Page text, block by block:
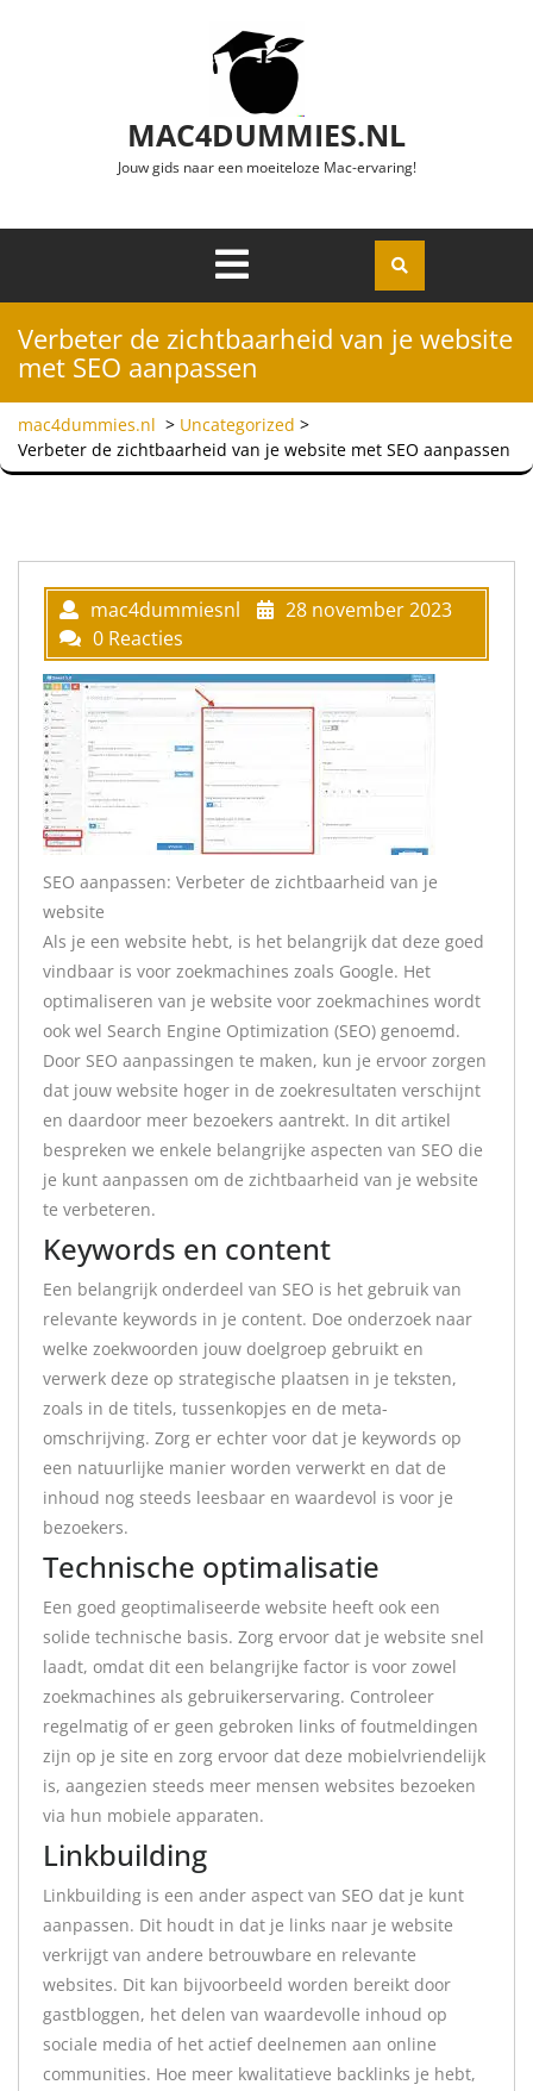
MAC4DUMMIES.NL
Jouw gids naar een moeiteloze Mac-ervaring!
Openen
Verbeter de zichtbaarheid van je website
met SEO aanpassen
mac4dummies.nl > Uncategorized >
Verbeter de zichtbaarheid van je website met SEO aanpassen
mac4dummiesnl
28 november 2023
0 Reacties
SEO aanpassen: Verbeter de zichtbaarheid van je
website
Als je een website hebt, is het belangrijk dat deze goed
vindbaar is voor zoekmachines zoals Google. Het
optimaliseren van je website voor zoekmachines wordt
ook wel Search Engine Optimization (SEO) genoemd.
Door SEO aanpassingen te maken, kun je ervoor zorgen
dat jouw website hoger in de zoekresultaten verschijnt
en daardoor meer bezoekers aantrekt. In dit artikel
bespreken we enkele belangrijke aspecten van SEO die
je kunt aanpassen om de zichtbaarheid van je website
te verbeteren.
Keywords en content
Een belangrijk onderdeel van SEO is het gebruik van
relevante keywords in je content. Doe onderzoek naar
welke zoekwoorden jouw doelgroep gebruikt en
verwerk deze op strategische plaatsen in je teksten,
zoals in de titels, tussenkopjes en de meta-
omschrijving. Zorg er echter voor dat je keywords op
een natuurlijke manier worden verwerkt en dat de
inhoud nog steeds leesbaar en waardevol is voor je
bezoekers.
Technische optimalisatie
Een goed geoptimaliseerde website heeft ook een
solide technische basis. Zorg ervoor dat je website snel
laadt, omdat dit een belangrijke factor is voor zowel
zoekmachines als gebruikerservaring. Controleer
regelmatig of er geen gebroken links of foutmeldingen
zijn op je site en zorg ervoor dat deze mobielvriendelijk
is, aangezien steeds meer mensen websites bezoeken
via hun mobiele apparaten.
Linkbuilding
Linkbuilding is een ander aspect van SEO dat je kunt
aanpassen. Dit houdt in dat je links naar je website
verkrijgt van andere betrouwbare en relevante
websites. Dit kan bijvoorbeeld worden bereikt door
gastbloggen, het delen van waardevolle inhoud op
sociale media of het actief deelnemen aan online
communities. Hoe meer kwalitatieve backlinks je hebt,